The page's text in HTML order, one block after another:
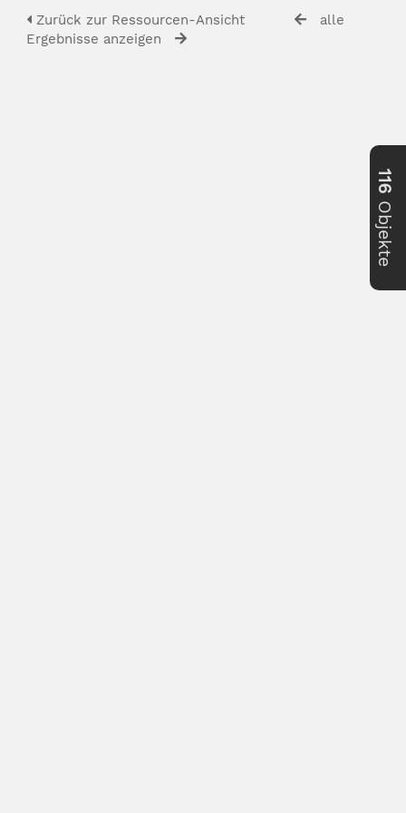
Zurück zur Ressourcen-Ansicht
alle
Ergebnisse anzeigen
116
Objekte